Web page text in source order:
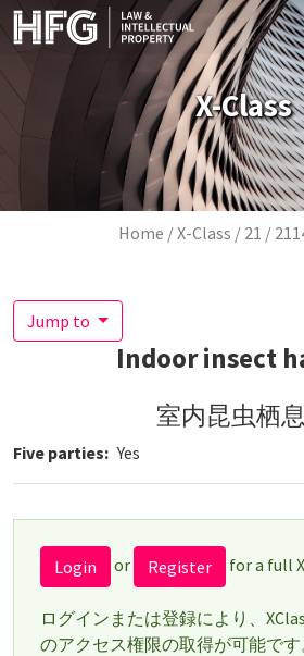
Skip to main content
X-Class
Home X-Class 21
Jump to
Indoor insect
室内昆虫栖
Five parties Yes
Login or Register for a full
ログインまたは登録により、
のアクセス権限の取得が可能です